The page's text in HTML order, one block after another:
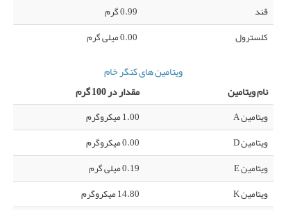
قند
0.99 گرم
کلسترول
0.00 میلی گرم
ویتامین های کنگر خام
نام ویتامین
مقدار در 100 گرم
ویتامین A
1.00 میکروگرم
ویتامین D
0.00 میکروگرم
ویتامین E
0.19 میلی گرم
ویتامین K
14.80 میکروگرم